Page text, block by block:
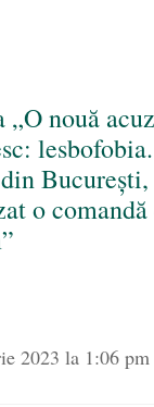
nouă
București,
o comandă
2023 la 1:06 pm